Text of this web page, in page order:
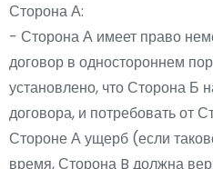
Сторона А:
- Сторона А имеет право
договор в одностороннем
установлено, что Сторона Б
договора, и потребовать от
Стороне А ущерб (если
время, Сторона B должна